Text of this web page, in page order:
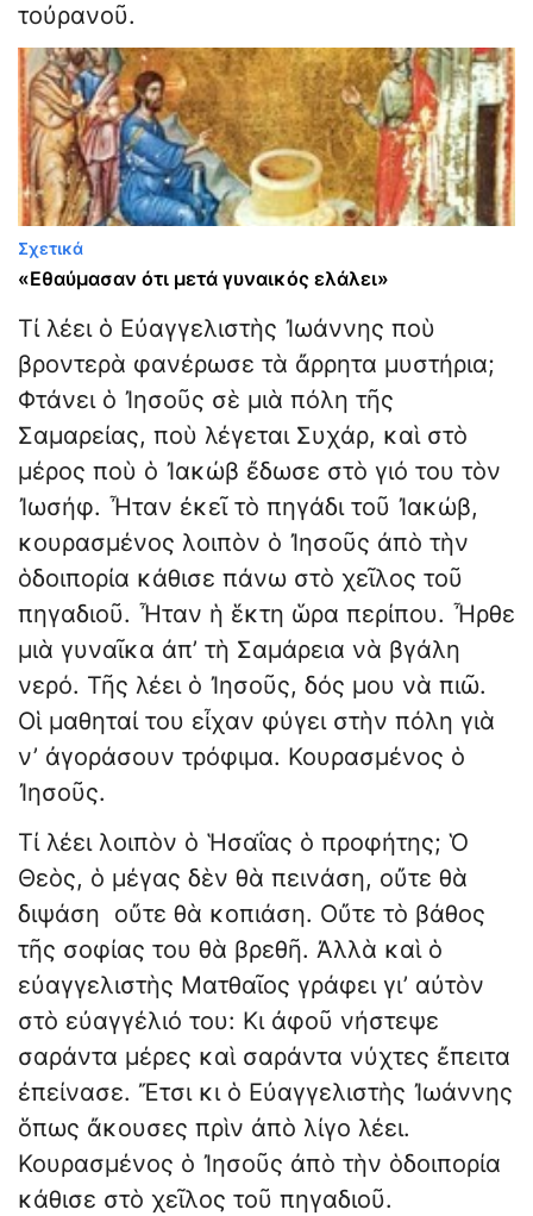
τοὐρανοῦ.
Σχετικά
«Εθαύμασαν ότι μετά γυναικός ελάλει»
Τί λέει ὁ Εὐαγγελιστὴς Ἰωάννης ποὺ
βροντερὰ φανέρωσε τὰ ἄρρητα μυστήρια;
Φτάνει ὁ Ἰησοῦς σὲ μιὰ πόλη τῆς
Σαμαρείας, ποὺ λέγεται Συχάρ, καὶ στὸ
μέρος ποὺ ὁ Ἰακώβ ἔδωσε στὸ γιό του τὸν
Ἰωσήφ. Ἦταν ἐκεῖ τὸ πηγάδι τοῦ Ἰακώβ,
κουρασμένος λοιπὸν ὁ Ἰησοῦς ἀπὸ τὴν
ὁδοιπορία κάθισε πάνω στὸ χεῖλος τοῦ
πηγαδιοῦ. Ἦταν ἡ ἕκτη ὥρα περίπου. Ἦρθε
μιὰ γυναῖκα ἀπ’ τὴ Σαμάρεια νὰ βγάλη
νερό. Τῆς λέει ὁ Ἰησοῦς, δός μου νὰ πιῶ.
Οἱ μαθηταί του εἶχαν φύγει στὴν πόλη γιὰ
ν’ ἀγοράσουν τρόφιμα. Κουρασμένος ὁ
Ἰησοῦς.
Τί λέει λοιπὸν ὁ Ἡσαΐας ὁ προφήτης; Ὁ
Θεὸς, ὁ μέγας δὲν θὰ πεινάση, οὔτε θὰ
διψάση οὔτε θὰ κοπιάση. Οὔτε τὸ βάθος
τῆς σοφίας του θὰ βρεθῆ. Ἀλλὰ καὶ ὁ
εὐαγγελιστὴς Ματθαῖος γράφει γι’ αὐτὸν
στὸ εὐαγγέλιό του: Κι ἀφοῦ νήστεψε
σαράντα μέρες καὶ σαράντα νύχτες ἔπειτα
ἐπείνασε. Ἔτσι κι ὁ Εὐαγγελιστὴς Ἰωάννης
ὅπως ἄκουσες πρὶν ἀπὸ λίγο λέει.
Κουρασμένος ὁ Ἰησοῦς ἀπὸ τὴν ὁδοιπορία
κάθισε στὸ χεῖλος τοῦ πηγαδιοῦ.